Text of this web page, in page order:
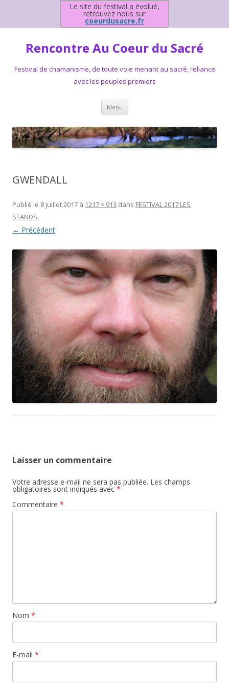
Le site du festival a évolué,
retrouvez nous sur
coeurdusacre.fr
Rencontre Au Coeur du Sacré
Festival de chamanisme, de toute voie menant au sacré, reliance
avec les peuples premiers
Menu Aller au contenu principal
GWENDALL
Publié le 8 juillet 2017 à 1217 × 913 dans FESTIVAL 2017 LES
STANDS.
← Précédent
Laisser un commentaire
Votre adresse e-mail ne sera pas publiée. Les champs
obligatoires sont indiqués avec *
Commentaire *
Nom *
E-mail *